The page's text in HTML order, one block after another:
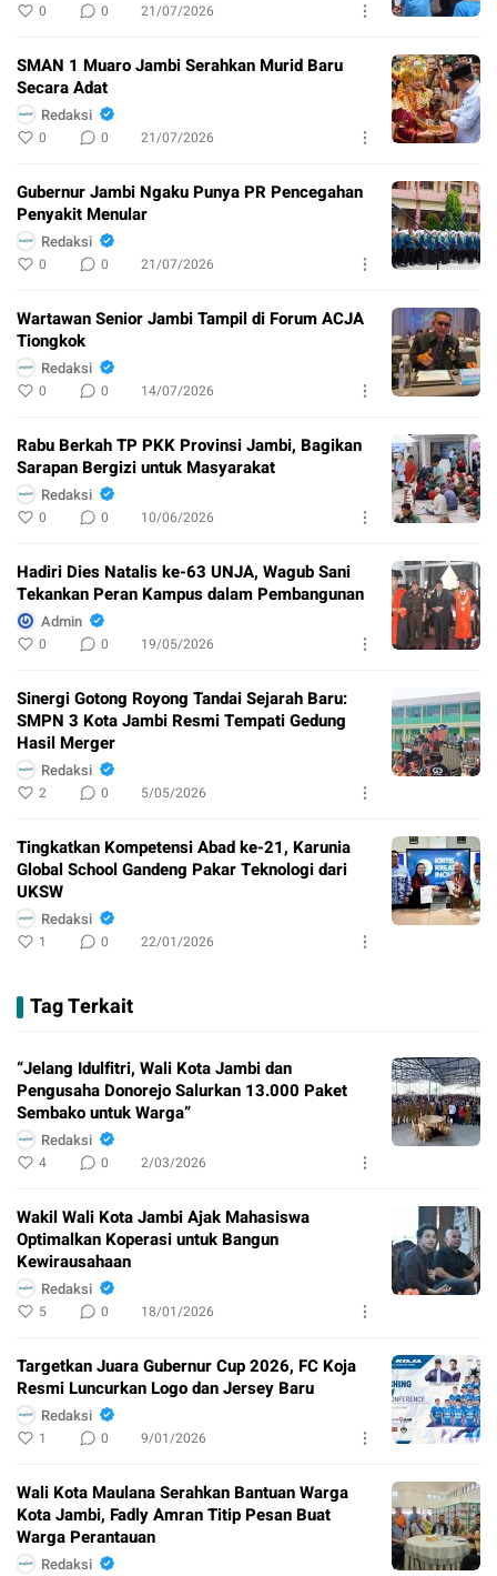
0 0 21/07/2026
SMAN 1 Muaro Jambi Serahkan Murid Baru
Secara Adat
Redaksi
0 0 21/07/2026
Gubernur Jambi Ngaku Punya PR Pencegahan
Penyakit Menular
Redaksi
0 0 21/07/2026
Wartawan Senior Jambi Tampil di Forum ACJA
Tiongkok
Redaksi
0 0 14/07/2026
Rabu Berkah TP PKK Provinsi Jambi, Bagikan
Sarapan Bergizi untuk Masyarakat
Redaksi
0 0 10/06/2026
Hadiri Dies Natalis ke-63 UNJA, Wagub Sani
Tekankan Peran Kampus dalam Pembangunan
Admin
0 0 19/05/2026
Sinergi Gotong Royong Tandai Sejarah Baru:
SMPN 3 Kota Jambi Resmi Tempati Gedung
Hasil Merger
Redaksi
2 0 5/05/2026
Tingkatkan Kompetensi Abad ke-21, Karunia
Global School Gandeng Pakar Teknologi dari
UKSW
Redaksi
1 0 22/01/2026
Tag Terkait
“Jelang Idulfitri, Wali Kota Jambi dan
Pengusaha Donorejo Salurkan 13.000 Paket
Sembako untuk Warga”
Redaksi
4 0 2/03/2026
Wakil Wali Kota Jambi Ajak Mahasiswa
Optimalkan Koperasi untuk Bangun
Kewirausahaan
Redaksi
5 0 18/01/2026
Targetkan Juara Gubernur Cup 2026, FC Koja
Resmi Luncurkan Logo dan Jersey Baru
Redaksi
1 0 9/01/2026
Wali Kota Maulana Serahkan Bantuan Warga
Kota Jambi, Fadly Amran Titip Pesan Buat
Warga Perantauan
Redaksi